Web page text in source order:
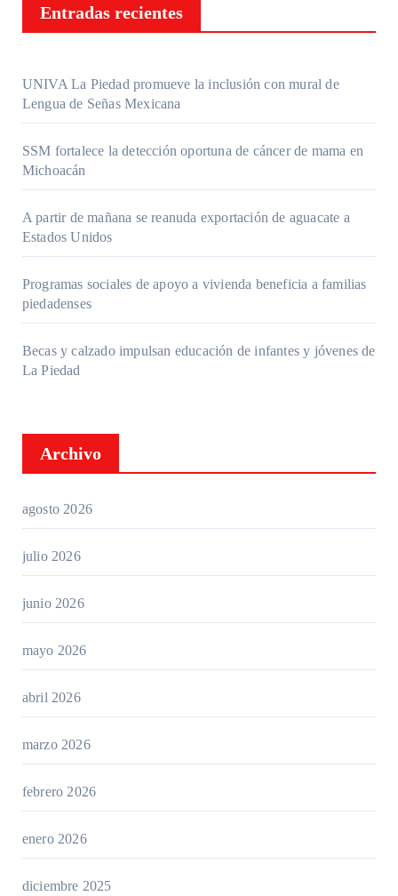
Entradas recientes
UNIVA La Piedad promueve la inclusión con mural de
Lengua de Señas Mexicana
SSM fortalece la detección oportuna de cáncer de mama en
Michoacán
A partir de mañana se reanuda exportación de aguacate a
Estados Unidos
Programas sociales de apoyo a vivienda beneficia a familias
piedadenses
Becas y calzado impulsan educación de infantes y jóvenes de
La Piedad
Archivo
agosto 2026
julio 2026
junio 2026
mayo 2026
abril 2026
marzo 2026
febrero 2026
enero 2026
diciembre 2025